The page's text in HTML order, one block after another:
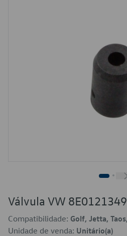
Válvula VW
Compatibilidade: Golf, Jetta,
Unidade de venda: Unitário(a)